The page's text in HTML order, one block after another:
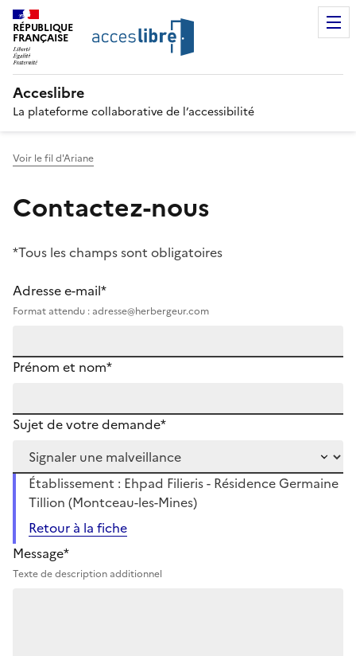
RÉPUBLIQUE
FRANÇAISE
Acceslibre
La plateforme collaborative de l’accessibilité
Voir le fil d'Ariane
Contactez-nous
*Tous les champs sont obligatoires
Adresse e-mail*
Format attendu : adresse@herbergeur.com
Prénom et nom*
Sujet de votre demande*
Établissement : Ehpad Filieris - Résidence Germaine
Tillion (Montceau-les-Mines)
Retour à la fiche
Message*
Texte de description additionnel